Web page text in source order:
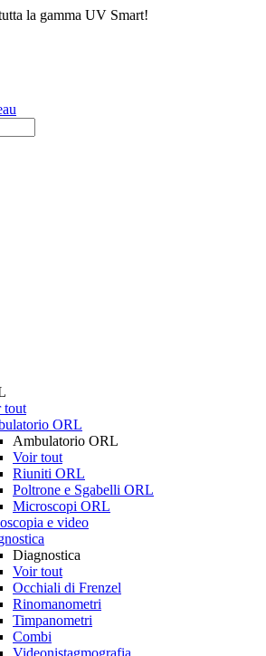
la gamma UV Smart!
tout
ORL
Ambulatorio ORL
Voir tout
Riuniti ORL
Poltrone e Sgabelli ORL
Microscopi ORL
e video
Diagnostica
Voir tout
Occhiali di Frenzel
Rinomanometri
Timpanometri
Combi
Videonistagmografia